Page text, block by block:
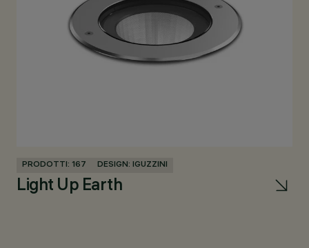
PRODOTTI: 167 DESIGN: IGUZZINI
Light Up Earth